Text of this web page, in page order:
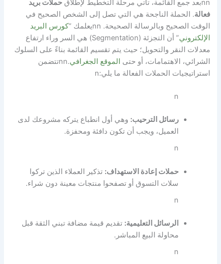
nnبعد جمع القائمة، تأتي مرحلة التخطيط لإطلاقحملات بريد
فعالة. الحملة الناجحة هي التي تصل إلى الشخص الصحيح في
الوقت الصحيح وبالرسالة الصحيحة. nnيعلمك “كورس البريد
الإلكتروني
” أن التجزئة (Segmentation) هي السر وراء ارتفاع
معدلات النقر والتحويل؛ حيث يتم تقسيم القائمة بناءً على السلوك
الشرائي، الاهتمامات، أو حتى الموقع الجغرافي.
nnتتضمن
استراتيجيات الحملات الفعالة ما يلي:n
n
رسائل الترحيب: وهي أول انطباع يتركه مشروعك لدى
العميل، ويجب أن تكون دافئة ومحفزة.
n
حملات إعادة الاستهداف: تذكير العملاء الذين تركوا
سلات التسوق أو تصفحوا منتجات معينة دون شراء.
n
الرسائل التعليمية: تقديم قيمة مضافة تبني الثقة قبل
محاولة البيع المباشر.
n